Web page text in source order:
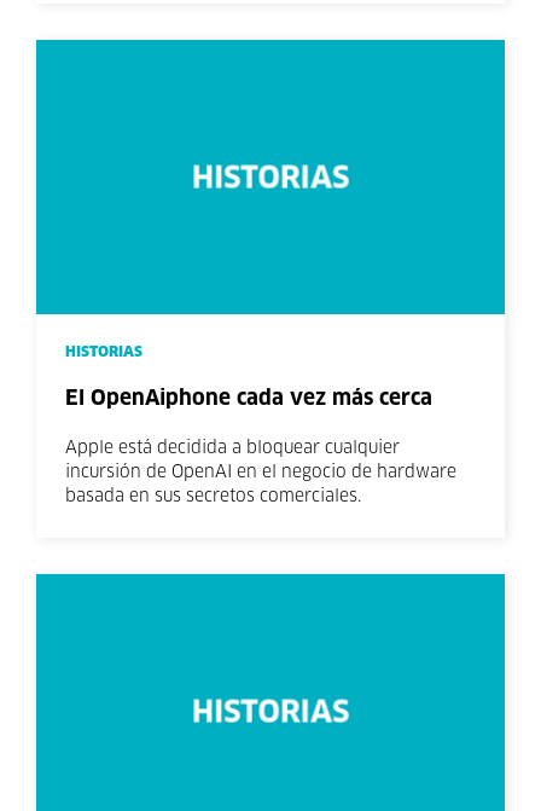
HISTORIAS
El OpenAiphone cada vez más cerca
Apple está decidida a bloquear cualquier
incursión de OpenAI en el negocio de hardware
basada en sus secretos comerciales.